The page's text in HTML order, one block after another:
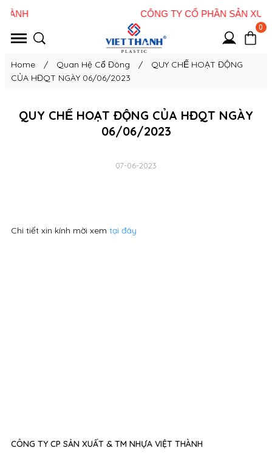
0
Home / Quan Hệ Cổ Đông /
QUY CHẾ HOẠT ĐỘNG
CỦA HĐQT NGÀY 06/06/2023
QUY CHẾ HOẠT ĐỘNG CỦA HĐQT NGÀY
06/06/2023
07-06-2023
Chi tiết xin kính mời xem tại đây
CÔNG TY CP SẢN XUẤT & TM NHỰA VIỆT THÀNH